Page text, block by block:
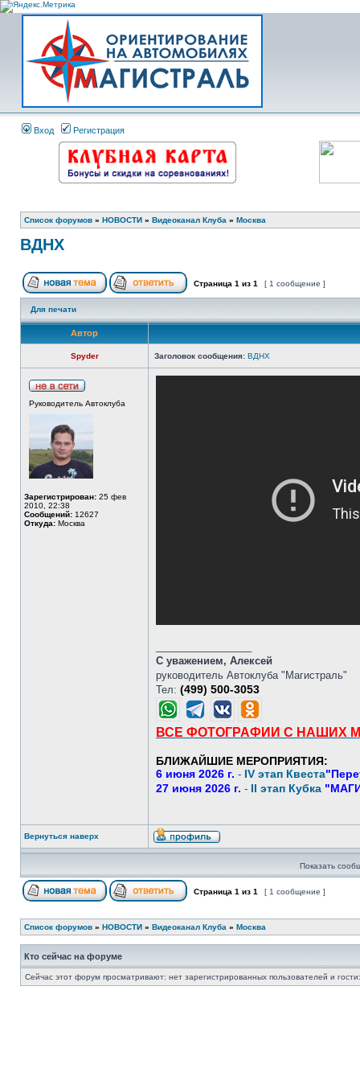
Вход Регистрация
Список форумов » НОВОСТИ » Видеоканал Клуба » Москва
ВДНХ
Страница 1 из 1 [ 1 сообщение ]
Для печати
Автор
Spyder Заголовок сообщения: ВДНХ
Руководитель Автоклуба
Зарегистрирован: 25 фев
2010, 22:38
Сообщений: 12627
Откуда: Москва
С уважением, Алексей
руководитель Автоклуба "Магистраль"
Тел: (499) 500-3053
ВСЕ ФОТОГРАФИИ С НАШИХ
БЛИЖАЙШИЕ МЕРОПРИЯТИЯ:
6 июня 2026 г. - IV этап Квеста
27 июня 2026 г. - II этап Кубка
Вернуться наверх
Показать
Страница 1 из 1 [ 1 сообщение ]
Список форумов » НОВОСТИ » Видеоканал Клуба » Москва
Кто сейчас на форуме
Сейчас этот форум просматривают: нет зарегистрированных пользователей и